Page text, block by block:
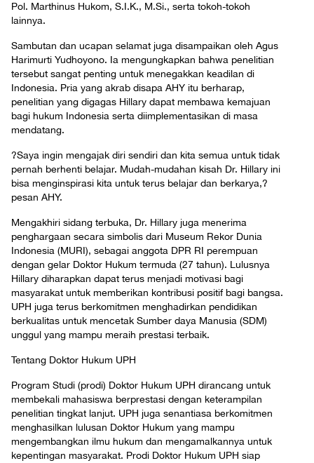
Pol. Marthinus Hukom, S.I.K., M.Si., serta tokoh-tokoh
lainnya.
Sambutan dan ucapan selamat juga disampaikan oleh Agus
Harimurti Yudhoyono. Ia mengungkapkan bahwa penelitian
tersebut sangat penting untuk menegakkan keadilan di
Indonesia. Pria yang akrab disapa AHY itu berharap,
penelitian yang digagas Hillary dapat membawa kemajuan
bagi hukum Indonesia serta diimplementasikan di masa
mendatang.
?Saya ingin mengajak diri sendiri dan kita semua untuk tidak
pernah berhenti belajar. Mudah-mudahan kisah Dr. Hillary ini
bisa menginspirasi kita untuk terus belajar dan berkarya,?
pesan AHY.
Mengakhiri sidang terbuka, Dr. Hillary juga menerima
penghargaan secara simbolis dari Museum Rekor Dunia
Indonesia (MURI), sebagai anggota DPR RI perempuan
dengan gelar Doktor Hukum termuda (27 tahun). Lulusnya
Hillary diharapkan dapat terus menjadi motivasi bagi
masyarakat untuk memberikan kontribusi positif bagi bangsa.
UPH juga terus berkomitmen menghadirkan pendidikan
berkualitas untuk mencetak Sumber daya Manusia (SDM)
unggul yang mampu meraih prestasi terbaik.
Tentang Doktor Hukum UPH
Program Studi (prodi) Doktor Hukum UPH dirancang untuk
membekali mahasiswa berprestasi dengan keterampilan
penelitian tingkat lanjut. UPH juga senantiasa berkomitmen
menghasilkan lulusan Doktor Hukum yang mampu
mengembangkan ilmu hukum dan mengamalkannya untuk
kepentingan masyarakat. Prodi Doktor Hukum UPH siap